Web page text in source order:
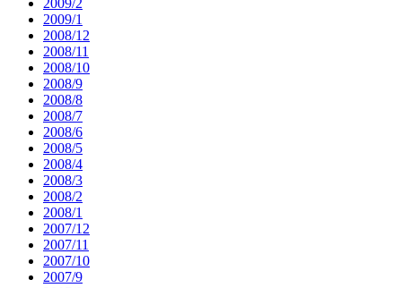
2009/1
2008/12
2008/11
2008/10
2008/9
2008/8
2008/7
2008/6
2008/5
2008/4
2008/3
2008/2
2008/1
2007/12
2007/11
2007/10
2007/9